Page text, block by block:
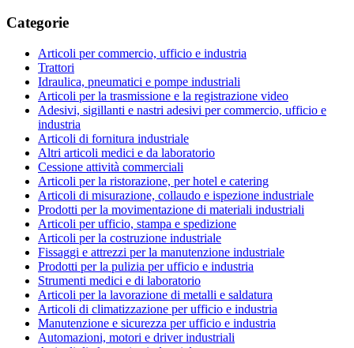
Categorie
Articoli per commercio, ufficio e industria
Trattori
Idraulica, pneumatici e pompe industriali
Articoli per la trasmissione e la registrazione video
Adesivi, sigillanti e nastri adesivi per commercio, ufficio e
industria
Articoli di fornitura industriale
Altri articoli medici e da laboratorio
Cessione attività commerciali
Articoli per la ristorazione, per hotel e catering
Articoli di misurazione, collaudo e ispezione industriale
Prodotti per la movimentazione di materiali industriali
Articoli per ufficio, stampa e spedizione
Articoli per la costruzione industriale
Fissaggi e attrezzi per la manutenzione industriale
Prodotti per la pulizia per ufficio e industria
Strumenti medici e di laboratorio
Articoli per la lavorazione di metalli e saldatura
Articoli di climatizzazione per ufficio e industria
Manutenzione e sicurezza per ufficio e industria
Automazioni, motori e driver industriali